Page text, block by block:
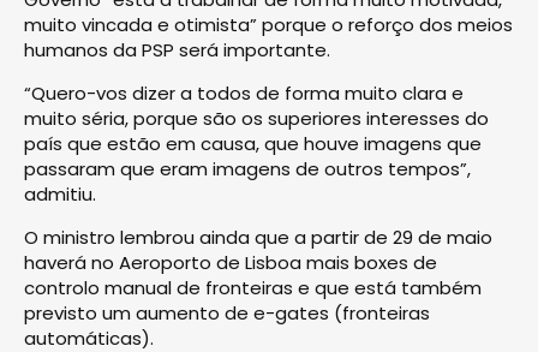
muito vincada e otimista” porque o reforço dos meios
humanos da PSP será importante.
“Quero-vos dizer a todos de forma muito clara e
muito séria, porque são os superiores interesses do
país que estão em causa, que houve imagens que
passaram que eram imagens de outros tempos”,
admitiu.
O ministro lembrou ainda que a partir de 29 de maio
haverá no Aeroporto de Lisboa mais boxes de
controlo manual de fronteiras e que está também
previsto um aumento de e-gates (fronteiras
automáticas).